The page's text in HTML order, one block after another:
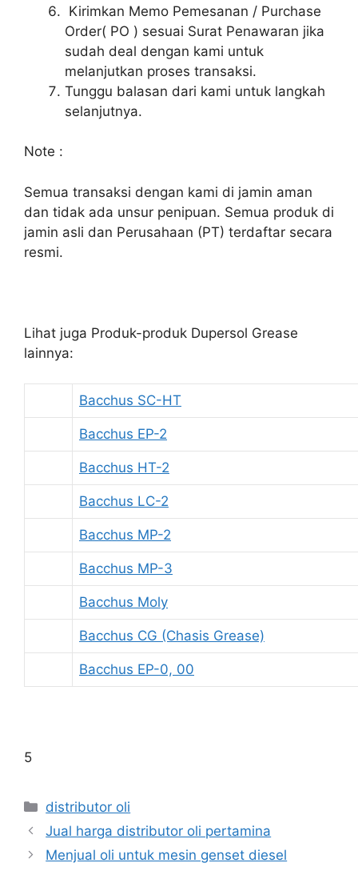
Kirimkan Memo Pemesanan / Purchase
Order( PO ) sesuai Surat Penawaran jika
sudah deal dengan kami untuk
melanjutkan proses transaksi.
Tunggu balasan dari kami untuk langkah
selanjutnya.
Note :
Semua transaksi dengan kami di jamin aman
dan tidak ada unsur penipuan. Semua produk di
jamin asli dan Perusahaan (PT) terdaftar secara
resmi.
Lihat juga Produk-produk Dupersol Grease
lainnya:
Bacchus SC-HT
Bacchus EP-2
Bacchus HT-2
Bacchus LC-2
Bacchus MP-2
Bacchus MP-3
Bacchus Moly
Bacchus CG (Chasis Grease)
Bacchus EP-0, 00
5
distributor oli
Jual harga distributor oli pertamina
Menjual oli untuk mesin genset diesel